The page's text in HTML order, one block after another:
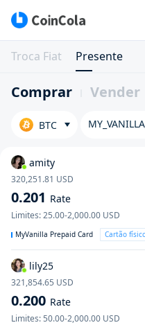
Troca Fiat Presente
Comprar Vender
BTC
amity
320,251.81 USD
0.201 Rate
Limites:25.00-2,000.00 USD
MyVanilla Prepaid Card Cartão
lily25
321,854.65 USD
0.200 Rate
Limites:50.00-2,000.00 USD